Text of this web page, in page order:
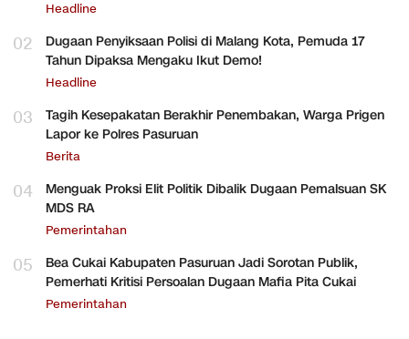
Headline
02
Dugaan Penyiksaan Polisi di Malang Kota, Pemuda 17
Tahun Dipaksa Mengaku Ikut Demo!
Headline
03
Tagih Kesepakatan Berakhir Penembakan, Warga Prigen
Lapor ke Polres Pasuruan
Berita
04
Menguak Proksi Elit Politik Dibalik Dugaan Pemalsuan SK
MDS RA
Pemerintahan
05
Bea Cukai Kabupaten Pasuruan Jadi Sorotan Publik,
Pemerhati Kritisi Persoalan Dugaan Mafia Pita Cukai
Pemerintahan